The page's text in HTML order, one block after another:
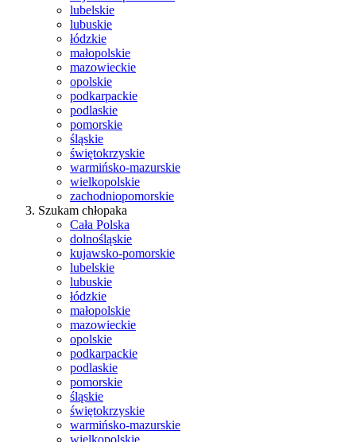
lubelskie
lubuskie
łódzkie
małopolskie
mazowieckie
opolskie
podkarpackie
podlaskie
pomorskie
śląskie
świętokrzyskie
warmińsko-mazurskie
wielkopolskie
zachodniopomorskie
Szukam chłopaka
Cała Polska
dolnośląskie
kujawsko-pomorskie
lubelskie
lubuskie
łódzkie
małopolskie
mazowieckie
opolskie
podkarpackie
podlaskie
pomorskie
śląskie
świętokrzyskie
warmińsko-mazurskie
wielkopolskie